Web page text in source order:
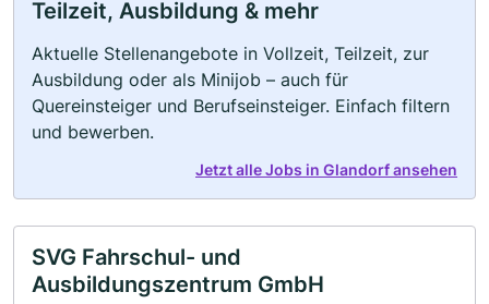
Teilzeit, Ausbildung & mehr
Aktuelle Stellenangebote in Vollzeit, Teilzeit, zur
Ausbildung oder als Minijob – auch für
Quereinsteiger und Berufseinsteiger. Einfach filtern
und bewerben.
Jetzt alle Jobs in Glandorf ansehen
SVG Fahrschul- und
Ausbildungszentrum GmbH